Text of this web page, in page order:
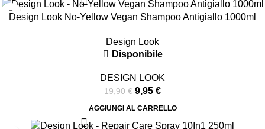
-50%
Design Look No-Yellow Vegan Shampoo Antigiallo 1000ml
Design Look
Disponibile
DESIGN LOOK
19,90€ 9,95 €
AGGIUNGI AL CARRELLO